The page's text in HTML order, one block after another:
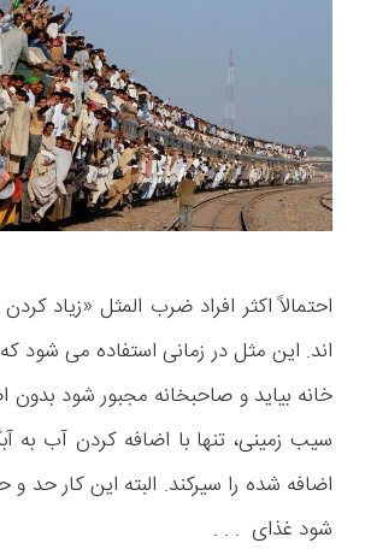
احتمالاً اکثر افراد ضرب المثل «زیاد
اند. این مثل در زمانی استفاده می شود
خانه بیاید و صاحبخانه مجبور شود
سیب زمینی، تنها با اضافه کردن آب
اضافه شده را سیرکند. البته این کار حد
شود غذای . . .